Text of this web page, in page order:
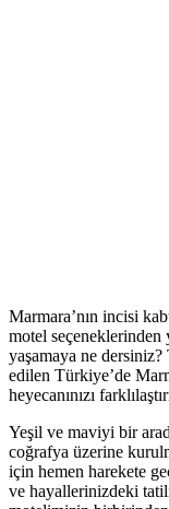
Marmara’nın incisi
motel
yaşamaya ne
edilen Türkiye’de
heyecanınızı
Yeşil ve maviyi bir
coğrafya üzerine
için hemen harekete
ve hayallerinizdeki